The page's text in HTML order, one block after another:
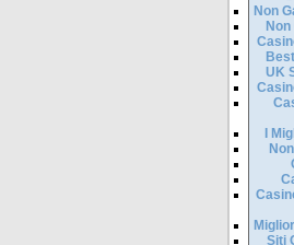
Non
Non
UK
I
Siti